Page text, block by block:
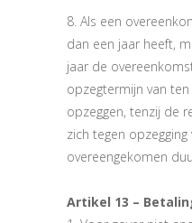
8. Als een
dan een jaar heeft,
jaar de
opzegtermijn van
opzeggen, tenzij de
zich tegen
overeengekomen
Artikel 13 –